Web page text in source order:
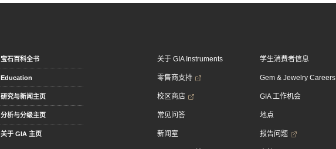
宝石百科全书
Education
研究与新闻主页
分析与分级主页
关于 GIA 主页
关于 GIA Instruments
零售商支持
校区商店
常见问答
新闻室
学生消费者信息
Gem & Jewelry Careers
GIA 工作机会
地点
报告问题